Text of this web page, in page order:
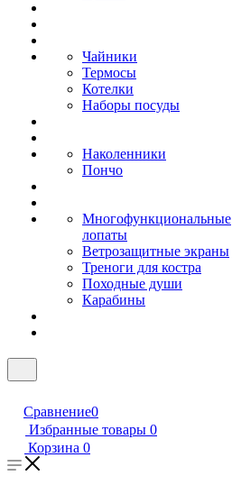
Чайники
Термосы
Котелки
Наборы посуды
Наколенники
Пончо
Многофункциональные
лопаты
Ветрозащитные экраны
Треноги для костра
Походные души
Карабины
Сравнение0
Избранные товары 0
Корзина 0